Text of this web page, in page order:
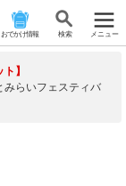
おでかけ情報 検 索 メニュー
】
みらいフェスティバ